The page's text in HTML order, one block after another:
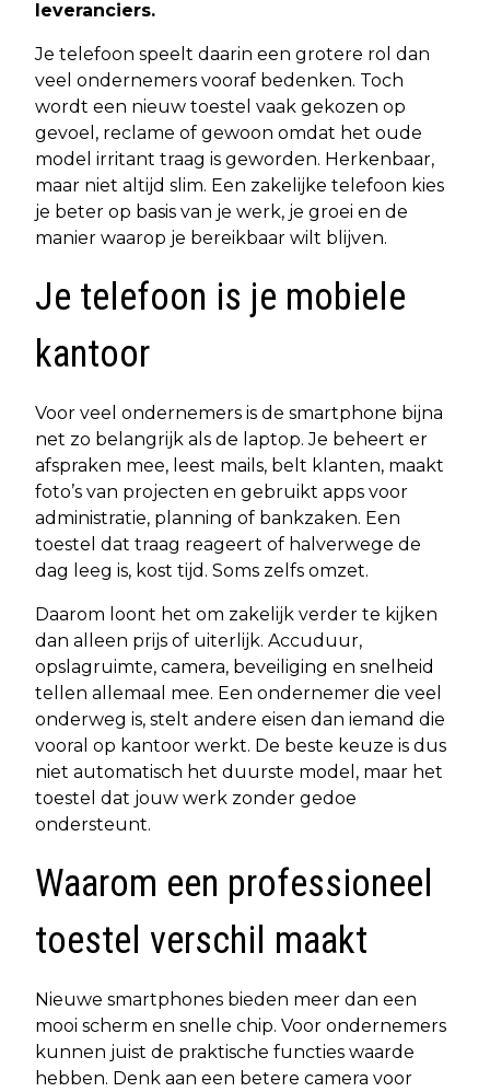
leveranciers.
Je telefoon speelt daarin een grotere rol dan
veel ondernemers vooraf bedenken. Toch
wordt een nieuw toestel vaak gekozen op
gevoel, reclame of gewoon omdat het oude
model irritant traag is geworden. Herkenbaar,
maar niet altijd slim. Een zakelijke telefoon kies
je beter op basis van je werk, je groei en de
manier waarop je bereikbaar wilt blijven.
Je telefoon is je mobiele
kantoor
Voor veel ondernemers is de smartphone bijna
net zo belangrijk als de laptop. Je beheert er
afspraken mee, leest mails, belt klanten, maakt
foto’s van projecten en gebruikt apps voor
administratie, planning of bankzaken. Een
toestel dat traag reageert of halverwege de
dag leeg is, kost tijd. Soms zelfs omzet.
Daarom loont het om zakelijk verder te kijken
dan alleen prijs of uiterlijk. Accuduur,
opslagruimte, camera, beveiliging en snelheid
tellen allemaal mee. Een ondernemer die veel
onderweg is, stelt andere eisen dan iemand die
vooral op kantoor werkt. De beste keuze is dus
niet automatisch het duurste model, maar het
toestel dat jouw werk zonder gedoe
ondersteunt.
Waarom een professioneel
toestel verschil maakt
Nieuwe smartphones bieden meer dan een
mooi scherm en snelle chip. Voor ondernemers
kunnen juist de praktische functies waarde
hebben. Denk aan een betere camera voor